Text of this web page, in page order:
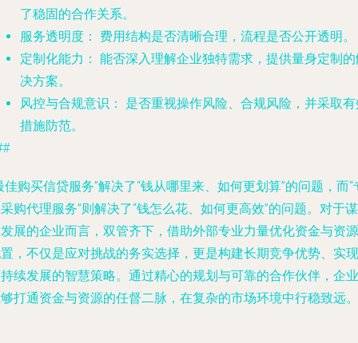
了稳固的合作关系。
服务透明度：
费用结构是否清晰合理，流程是否公开透明。
定制化能力： 能否深入理解企业独特需求，提供量身定制
决方案。
风控与合规意识：
是否重视操作风险、合规风险，并采取
措施防范。
佳购买信贷服务”解决了“钱从哪里来、如何更划算”的问题，而“
购代理服务”则解决了“钱怎么花、如何更高效”的问题。对于谋
展的企业而言，双管齐下，借助外部专业力量优化资金与资源
，不仅是应对挑战的务实选择，更是构建长期竞争优势、实现
续发展的智慧策略。通过精心的规划与可靠的合作伙伴，企业
打通资金与资源的任督二脉，在复杂的市场环境中行稳致远。